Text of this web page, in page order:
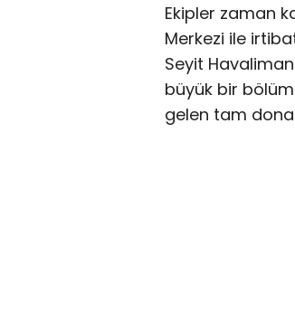
Ekipler zaman
Merkezi ile
Seyit
büyük bir
gelen tam